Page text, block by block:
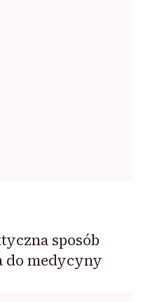
sposób
do medycyny